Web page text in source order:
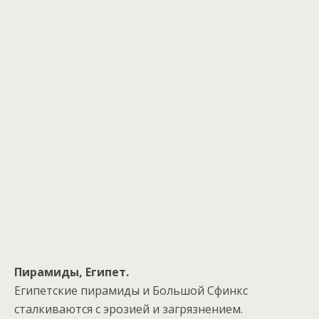
Пирамиды, Египет.
Египетские пирамиды и Большой Сфинкс
сталкиваются с эрозией и загрязнением.